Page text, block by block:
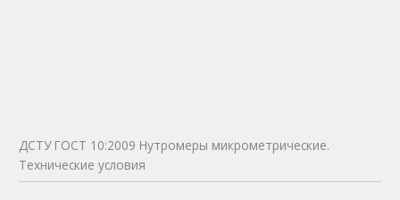
ДСТУ ГОСТ 10:2009 Нутромеры микрометрические.
Технические условия